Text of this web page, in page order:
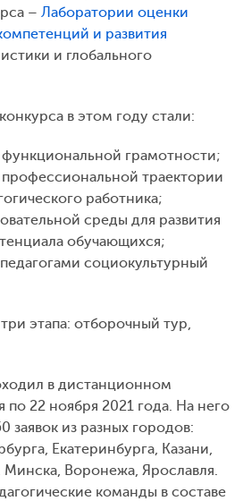
– Лаборатории оценки
и развития
и глобального
в этом году стали:
грамотности;
траектории
работника;
среды для развития
обучающихся;
социокультурный
этапа: отборочный тур,
в дистанционном
по 22 ноября 2021 года. На него
заявок из разных городов:
Екатеринбурга, Казани,
Воронежа, Ярославля.
команды в составе